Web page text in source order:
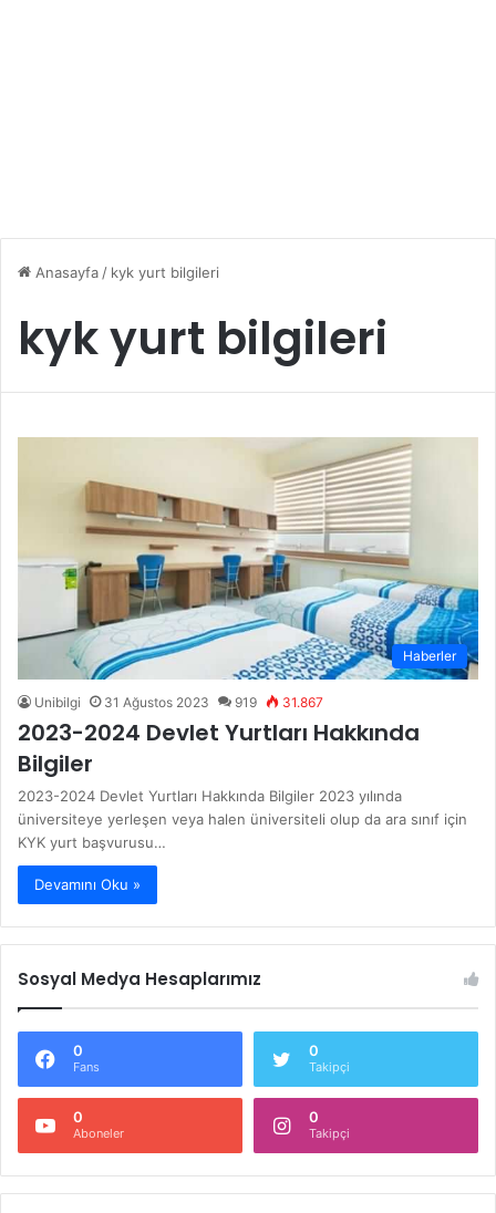
Anasayfa / kyk yurt bilgileri
kyk yurt bilgileri
Haberler
Unibilgi 31 Ağustos 2023 919 31.867
2023-2024 Devlet Yurtları Hakkında
Bilgiler
2023-2024 Devlet Yurtları Hakkında Bilgiler 2023 yılında
üniversiteye yerleşen veya halen üniversiteli olup da ara sınıf için
KYK yurt başvurusu…
Devamını Oku »
Sosyal Medya Hesaplarımız
0
Fans
0
Takipçi
0
Aboneler
0
Takipçi